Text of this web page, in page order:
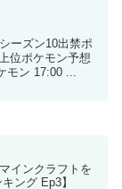
ーズン10出禁ポ
位ポケモン予想
モン 17:00 ...
インクラフトを
ング Ep3】